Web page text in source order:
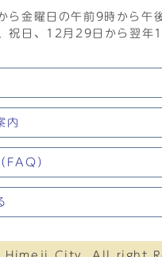
ら金曜日の午前9時から午
祝日、12月29日から翌年
内
FAQ）